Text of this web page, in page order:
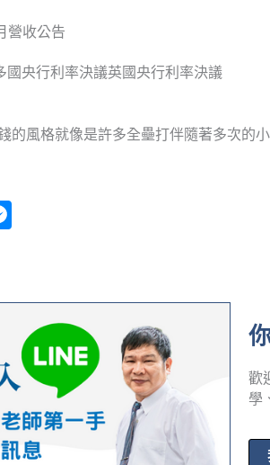
營收公告
央行利率決議英國央行利率決議
的風格就像是許多全壘打伴隨著多次的小
歡
學